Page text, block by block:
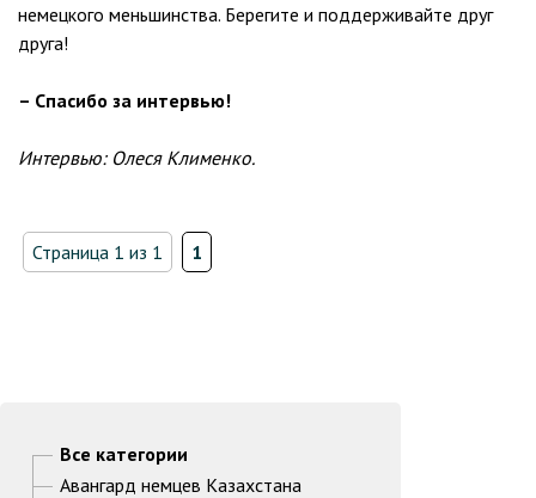
немецкого меньшинства. Берегите и поддерживайте друг
друга!
– Спасибо за интервью!
Интервью: Олеся Клименко.
Страница 1 из 1 1
Все категории
Авангард немцев Казахстана